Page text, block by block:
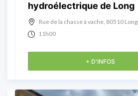
hydroélectrique de Long
Rue de la chasse à vache, 80510 Long
11h00
+ D'INFOS